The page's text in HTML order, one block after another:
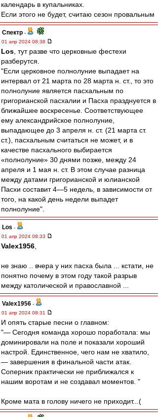
календарь в купальниках.
Если этого не будет, считаю сезон провальным
Спектр -
01 апр 2024 08:38
Los , тут разве что церковные фестехи
разберутся.
"Если церковное полнолуние выпадает на
интервал от 21 марта по 28 марта н. ст., то это
полнолуние является пасхальным по
григорианской пасхалии и Пасха празднуется в
ближайшее воскресенье. Соответствующее
ему александрийское полнолуние,
выпадающее до 3 апреля н. ст. (21 марта ст.
ст.), пасхальным считаться не может, и в
качестве пасхального выбирается
«полнолуние» 30 днями позже, между 24
апреля и 1 мая н. ст. В этом случае разница
между датами григорианской и юлианской
Пасхи составит 4—5 недель, в зависимости от
того, на какой день недели выпадет
полнолуние".
Los -
01 апр 2024 08:33
Valex1956
не знаю .. вчера у них пасха была ... кстати, не
понятно почему в этом году такой разрыв
между католической и православной ...
Valex1956 -
01 апр 2024 08:31
И опять старые песни о главном:
"— Сегодня команда хорошо поработала: мы
доминировали на поле и показали хороший
настрой. Единственное, чего нам не хватило,
— завершения в финальной части атак.
Соперник практически не приближался к
нашим воротам и не создавал моментов. "
Кроме мата в голову ничего не приходит...(